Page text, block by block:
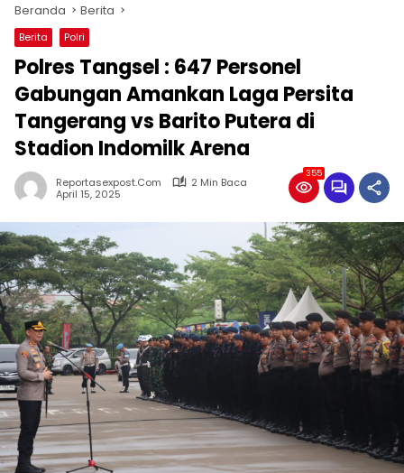
Beranda Berita
Berita Polri
Polres Tangsel : 647 Personel
Gabungan Amankan Laga Persita
Tangerang vs Barito Putera di
Stadion Indomilk Arena
Reportasexpost.com
2 Min Baca
April 15, 2025
355